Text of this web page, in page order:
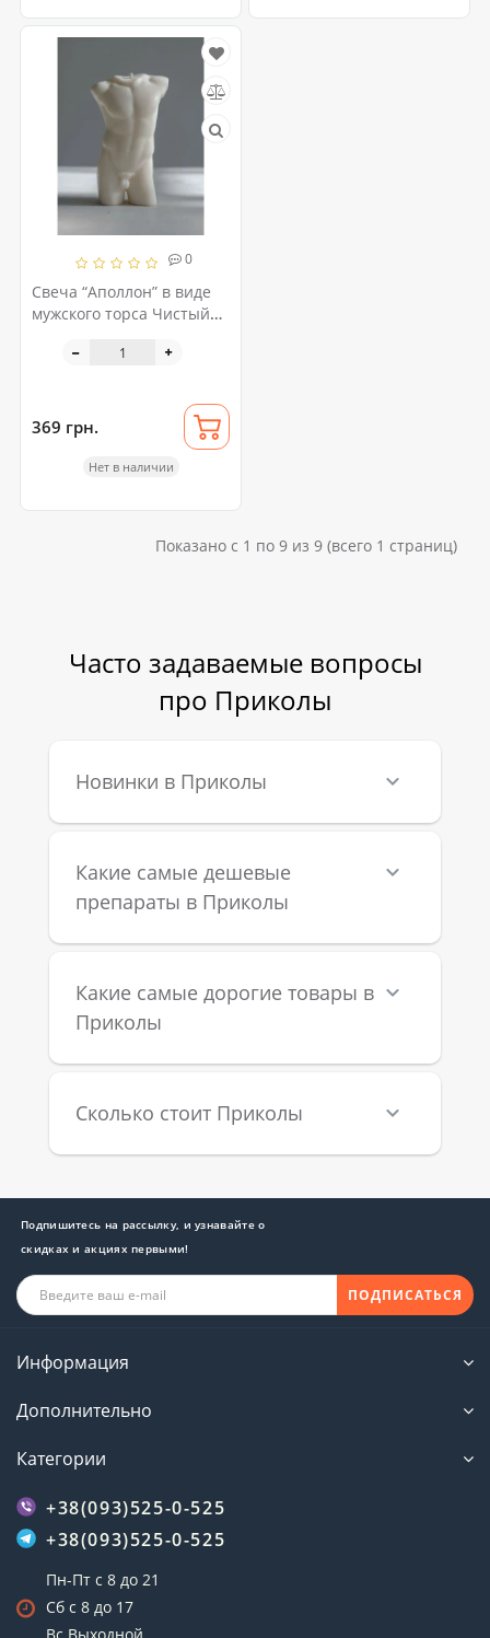
0
Свеча “Аполлон” в виде
мужского торса Чистый
369 грн.
Нет в наличии
Показано с 1 по 9 из 9 (всего 1 страниц)
Часто задаваемые вопросы
про Приколы
Новинки в Приколы
Какие самые дешевые
препараты в Приколы
Какие самые дорогие товары в
Приколы
Сколько стоит Приколы
Подпишитесь на рассылку, и узнавайте о
скидках и акциях первыми!
ПОДПИСАТЬСЯ
Информация
Дополнительно
Категории
+38(093)525-0-525
+38(093)525-0-525
Пн-Пт с 8 до 21
Сб с 8 до 17